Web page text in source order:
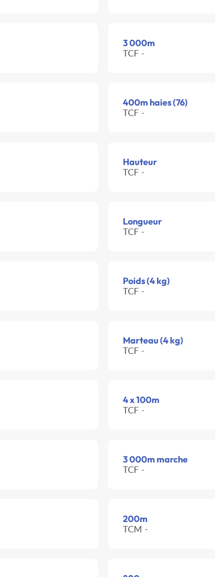
3 000m
TCF -
400m haies (76)
TCF -
Hauteur
TCF -
Longueur
TCF -
Poids (4 kg)
TCF -
Marteau (4 kg)
TCF -
4 x 100m
TCF -
3 000m marche
TCF -
200m
TCM -